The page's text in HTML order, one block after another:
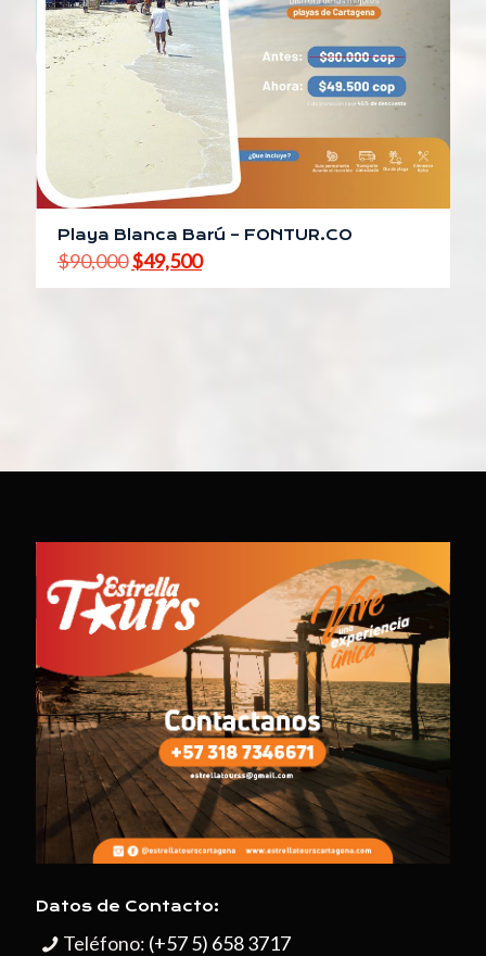
Playa Blanca Barú – FONTUR.CO
$90,000El
$49,500El
Datos de Contacto:
Teléfono: (+57 5) 658 3717